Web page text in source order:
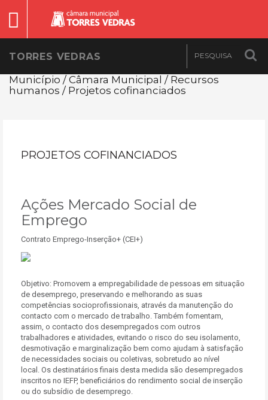
TORRES VEDRAS
Município / Câmara Municipal / Recursos
humanos / Projetos cofinanciados
PROJETOS COFINANCIADOS
Ações Mercado Social de
Emprego
Contrato Emprego-Inserção+ (CEI+)
Objetivo: Promovem a empregabilidade de pessoas em situação
de desemprego, preservando e melhorando as suas
competências socioprofissionais, através da manutenção do
contacto com o mercado de trabalho. Também fomentam,
assim, o contacto dos desempregados com outros
trabalhadores e atividades, evitando o risco do seu isolamento,
desmotivação e marginalização bem como ajudam à satisfação
de necessidades sociais ou coletivas, sobretudo ao nível
local. Os destinatários finais desta medida são desempregados
inscritos no IEFP, beneficiários do rendimento social de inserção
ou do subsídio de desemprego.